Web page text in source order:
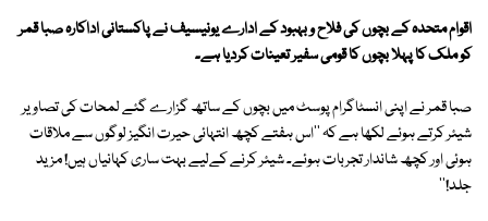
اقوام متحدہ کے بچوں کی فلاح و بہبود کے ادارے یونیسیف نے پاکستانی اداکارہ صبا قمر
کو ملک کا پہلا بچوں کا قومی سفیر تعینات کردیا ہے۔
صبا قمر نے اپنی انسٹاگرام پوسٹ میں بچوں کے ساتھ گزارے گئے لمحات کی تصاویر
شیئر کرتے ہوئے لکھا ہے کہ ''اس ہفتے کچھ انتہائی حیرت انگیز لوگوں سے ملاقات
ہوئی اور کچھ شاندار تجربات ہوئے۔ شیئر کرنے کےلیے بہت ساری کہانیاں ہیں! مزید
جلد!''